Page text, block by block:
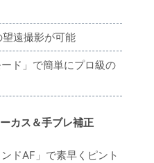
遠撮影が可能
ード」で簡単にプロ級の
カス＆手ブレ補正
ドAF」で素早くピント